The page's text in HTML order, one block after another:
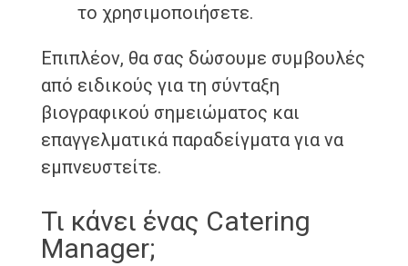
το χρησιμοποιήσετε.
Επιπλέον, θα σας δώσουμε συμβουλές
από ειδικούς για τη σύνταξη
βιογραφικού σημειώματος και
επαγγελματικά παραδείγματα για να
εμπνευστείτε.
Τι κάνει ένας Catering
Manager;